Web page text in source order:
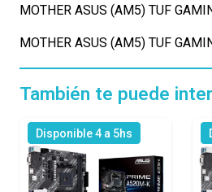
MOTHER ASUS (AM5) TUF
MOTHER ASUS (AM5) TUF
También te puede
Disponible 4 a 5hs